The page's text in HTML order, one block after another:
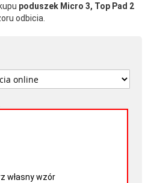
poduszek Micro 3, Top Pad 2
odbicia.
własny wzór